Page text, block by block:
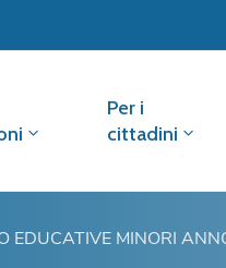
Per i
cittadini
EDUCATIVE MINORI